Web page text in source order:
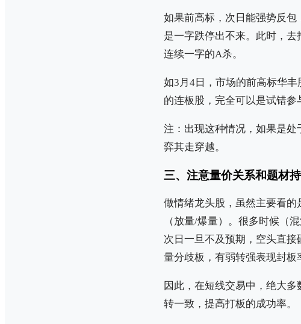
如果前高标，次日能强势反
是一字跌停出不来。此时，
连续一字的A杀。
如3月4日，市场的前高标华
的连板股，完全可以是试错参
注：出现这种情况，如果是
弈其走穿越。
三、注意量价关系和题材
做情绪龙头股，虽然主要看
（放量/爆量）。很多时候（
次日一旦不及预期，空头直
量分歧板，有弱转强表现封板
因此，在短线交易中，绝大多
转一致，提高打板的成功率。